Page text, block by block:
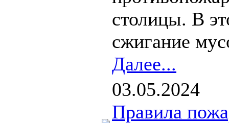
столицы. В
сжигание
Далее...
03.05.2024
Правила